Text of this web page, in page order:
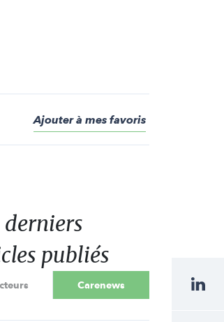
Ajouter à mes favoris
derniers
publiés
Carenews